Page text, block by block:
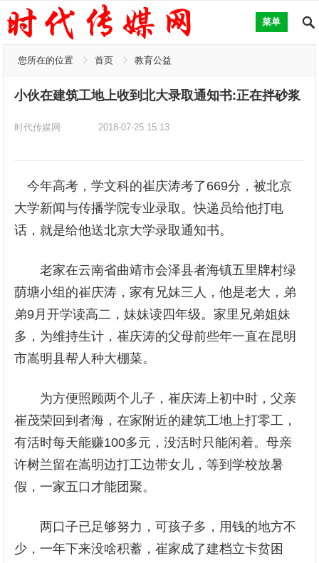
菜单
您所在的位置 首页 教育公益
小伙在建筑工地上收到北大录取通知书:正在拌砂浆
时代传媒网 2018-07-25 15:13
今年高考，学文科的崔庆涛考了669分，被北京
大学新闻与传播学院专业录取。快递员给他打电
话，就是给他送北京大学录取通知书。
老家在云南省曲靖市会泽县者海镇五里牌村绿
荫塘小组的崔庆涛，家有兄妹三人，他是老大，弟
弟9月开学读高二，妹妹读四年级。家里兄弟姐妹
多，为维持生计，崔庆涛的父母前些年一直在昆明
市嵩明县帮人种大棚菜。
为方便照顾两个儿子，崔庆涛上初中时，父亲
崔茂荣回到者海，在家附近的建筑工地上打零工，
有活时每天能赚100多元，没活时只能闲着。母亲
许树兰留在嵩明边打工边带女儿，等到学校放暑
假，一家五口才能团聚。
两口子已足够努力，可孩子多，用钱的地方不
少，一年下来没啥积蓄，崔家成了建档立卡贫困